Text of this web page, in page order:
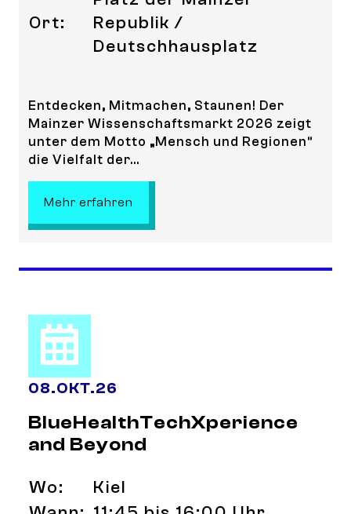
Ort:
Republik /
Deutschhausplatz
Entdecken, Mitmachen, Staunen! Der
Mainzer Wissenschaftsmarkt 2026 zeigt
unter dem Motto „Mensch und Regionen“
die Vielfalt der...
Mehr erfahren
08.OKT.26
BlueHealthTechXperience
and Beyond
Wo:
Kiel